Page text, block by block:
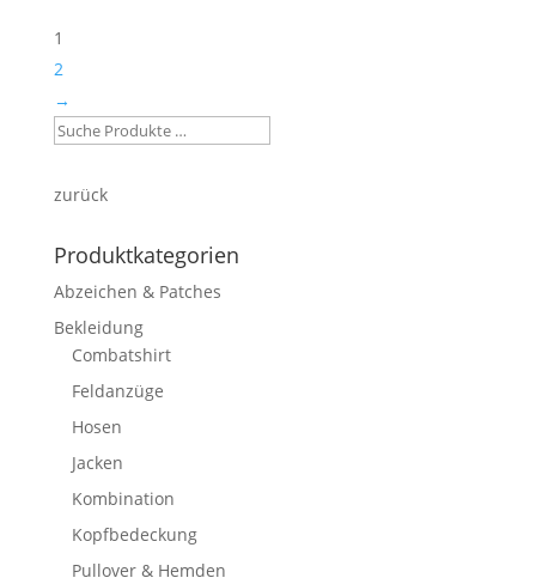
1
2
→
zurück
Produktkategorien
Abzeichen & Patches
Bekleidung
Combatshirt
Feldanzüge
Hosen
Jacken
Kombination
Kopfbedeckung
Pullover & Hemden